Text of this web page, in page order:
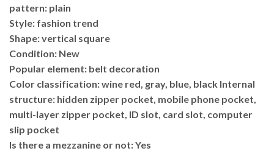
pattern: plain
Style: fashion trend
Shape: vertical square
Condition: New
Popular element: belt decoration
Color classification: wine red, gray, blue, black Internal
structure: hidden zipper pocket, mobile phone pocket,
multi-layer zipper pocket, ID slot, card slot, computer
slip pocket
Is there a mezzanine or not: Yes